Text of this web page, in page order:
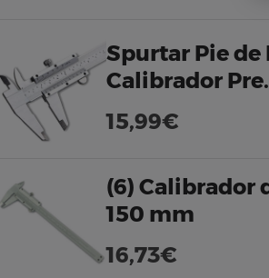
Spurtar Pie
Calibrador
15,99€
(6) Calibrador
150 mm
16,73€